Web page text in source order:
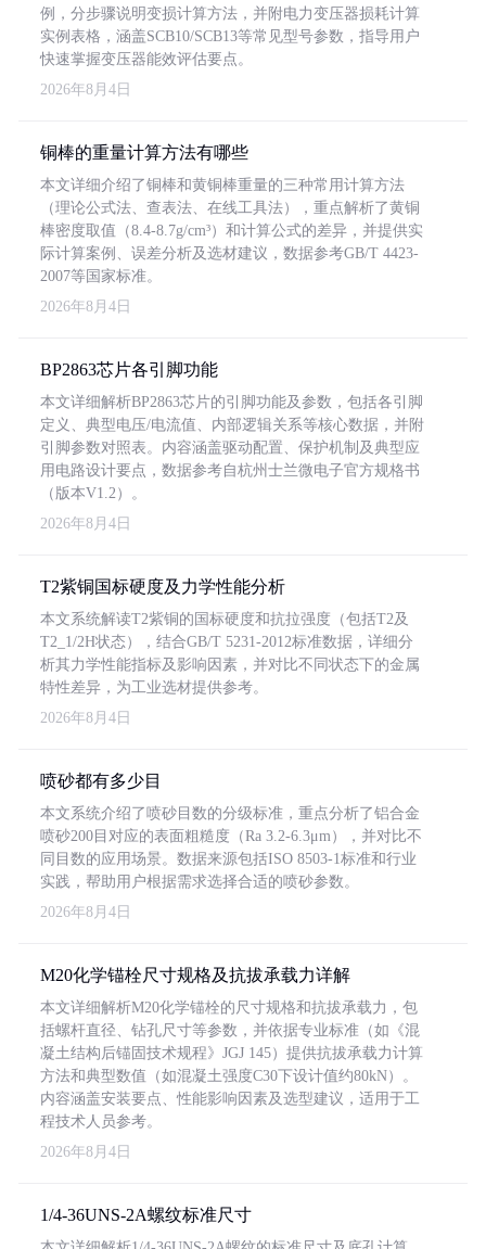
例，分步骤说明变损计算方法，并附电力变压器损耗计算
实例表格，涵盖SCB10/SCB13等常见型号参数，指导用户
快速掌握变压器能效评估要点。
2026年8月4日
铜棒的重量计算方法有哪些
本文详细介绍了铜棒和黄铜棒重量的三种常用计算方法
（理论公式法、查表法、在线工具法），重点解析了黄铜
棒密度取值（8.4-8.7g/cm³）和计算公式的差异，并提供实
际计算案例、误差分析及选材建议，数据参考GB/T 4423-
2007等国家标准。
2026年8月4日
BP2863芯片各引脚功能
本文详细解析BP2863芯片的引脚功能及参数，包括各引脚
定义、典型电压/电流值、内部逻辑关系等核心数据，并附
引脚参数对照表。内容涵盖驱动配置、保护机制及典型应
用电路设计要点，数据参考自杭州士兰微电子官方规格书
（版本V1.2）。
2026年8月4日
T2紫铜国标硬度及力学性能分析
本文系统解读T2紫铜的国标硬度和抗拉强度（包括T2及
T2_1/2H状态），结合GB/T 5231-2012标准数据，详细分
析其力学性能指标及影响因素，并对比不同状态下的金属
特性差异，为工业选材提供参考。
2026年8月4日
喷砂都有多少目
本文系统介绍了喷砂目数的分级标准，重点分析了铝合金
喷砂200目对应的表面粗糙度（Ra 3.2-6.3μm），并对比不
同目数的应用场景。数据来源包括ISO 8503-1标准和行业
实践，帮助用户根据需求选择合适的喷砂参数。
2026年8月4日
M20化学锚栓尺寸规格及抗拔承载力详解
本文详细解析M20化学锚栓的尺寸规格和抗拔承载力，包
括螺杆直径、钻孔尺寸等参数，并依据专业标准（如《混
凝土结构后锚固技术规程》JGJ 145）提供抗拔承载力计算
方法和典型数值（如混凝土强度C30下设计值约80kN）。
内容涵盖安装要点、性能影响因素及选型建议，适用于工
程技术人员参考。
2026年8月4日
1/4-36UNS-2A螺纹标准尺寸